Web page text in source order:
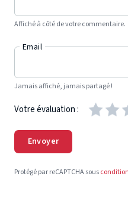
Affiché à côté de votre commentaire.
Email
Jamais affiché, jamais partagé !
Votre évaluation :
Envoyer
Protégé par reCAPTCHA sous